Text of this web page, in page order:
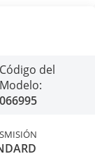
Código del
Modelo:
066995